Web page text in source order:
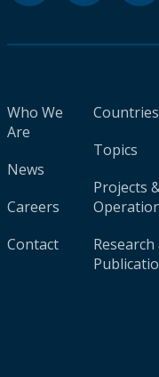
Who We
Are
News
Careers
Contact
Countries
Topics
Projects
Research